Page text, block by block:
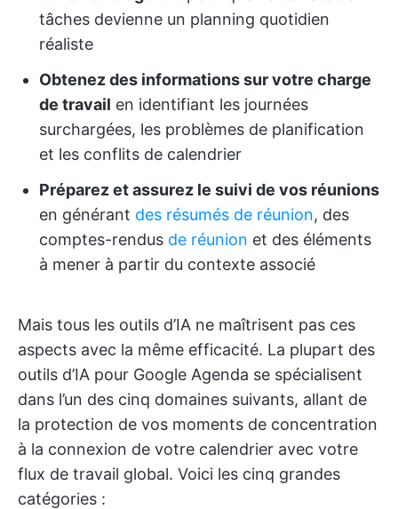
tâches devienne un planning quotidien
réaliste
Obtenez des informations sur votre charge
de travail en identifiant les journées
surchargées, les problèmes de planification
et les conflits de calendrier
Préparez et assurez le suivi de vos réunions
en générant des résumés de réunion, des
comptes-rendus de réunion et des éléments
à mener à partir du contexte associé
Mais tous les outils d’IA ne maîtrisent pas ces
aspects avec la même efficacité. La plupart des
outils d’IA pour Google Agenda se spécialisent
dans l’un des cinq domaines suivants, allant de
la protection de vos moments de concentration
à la connexion de votre calendrier avec votre
flux de travail global. Voici les cinq grandes
catégories :